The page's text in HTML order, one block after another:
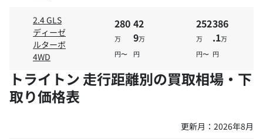
2.4 GLS
ディーゼ
ルターボ
4WD
280
万
円〜
42
9万
円
252
万
円〜
386
.1万
円
トライトン 走行距離別の買取相場・下
取り価格表
更新月： 2026年8月